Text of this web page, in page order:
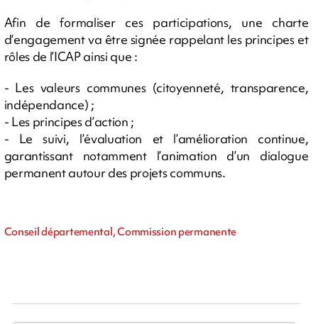
Afin de formaliser ces participations, une charte
d’engagement va être signée rappelant les principes et
rôles de l’ICAP ainsi que :
- Les valeurs communes (citoyenneté, transparence,
indépendance) ;
- Les principes d’action ;
- Le suivi, l’évaluation et l’amélioration continue,
garantissant notamment l’animation d’un dialogue
permanent autour des projets communs.
Conseil départemental, Commission permanente